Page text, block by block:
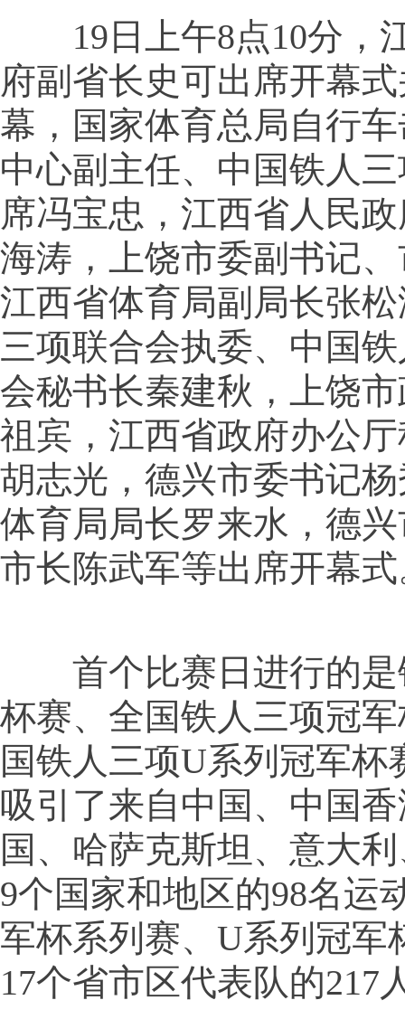
19日上午8点10分，
府副省长史可出席开幕
幕，国家体育总局自行
中心副主任、中国铁人
席冯宝忠，江西省人民
海涛，上饶市委副书记
江西省体育局副局长张
三项联合会执委、中国
会秘书长秦建秋，上饶
祖宾，江西省政府办公
胡志光，德兴市委书记
体育局局长罗来水，德
市长陈武军等出席开幕
首个比赛日进行的是
杯赛、全国铁人三项冠
国铁人三项U系列冠军杯
吸引了来自中国、中国
国、哈萨克斯坦、意大
9个国家和地区的98名运
军杯系列赛、U系列冠军
17个省市区代表队的217